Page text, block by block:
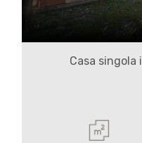
Casa singola